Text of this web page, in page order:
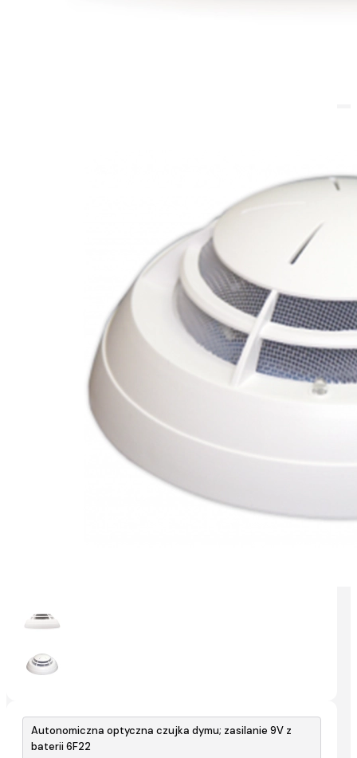
Autonomiczna optyczna czujka dymu; zasilanie 9V z
baterii 6F22